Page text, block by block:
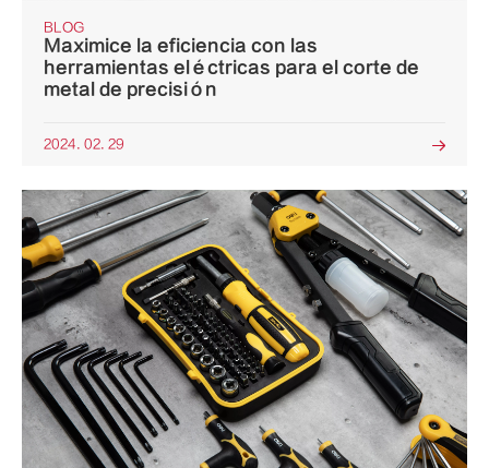
BLOG
Maximice la eficiencia con las
herramientas eléctricas para el corte de
metal de precisión
2024. 02. 29 